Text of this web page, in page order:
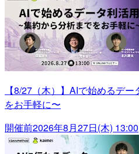
【8/27（木）】AIで始めるデ
をお手軽に〜
開催前2026年8月27日(木) 13:00